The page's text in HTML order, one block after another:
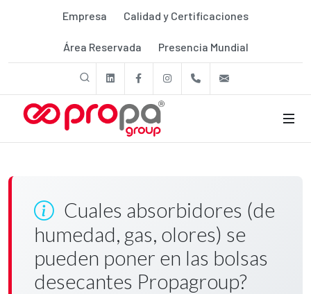
Empresa Calidad y Certificaciones
Área Reservada Presencia Mundial
linkedinFacebookInstagram+39 011 9507788
Cuales absorbidores (de
humedad, gas, olores) se
pueden poner en las bolsas
desecantes Propagroup?